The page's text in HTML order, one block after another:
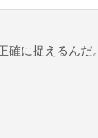
に捉えるんだ。